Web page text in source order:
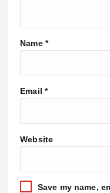
Name *
Email *
Website
Save my name,